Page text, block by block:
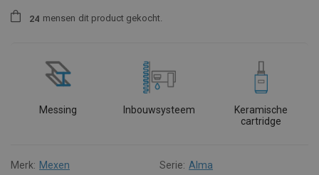
24 mensen dit product gekocht.
Messing Inbouwsysteem
Keramische
cartridge
Merk: Mexen Serie: Alma